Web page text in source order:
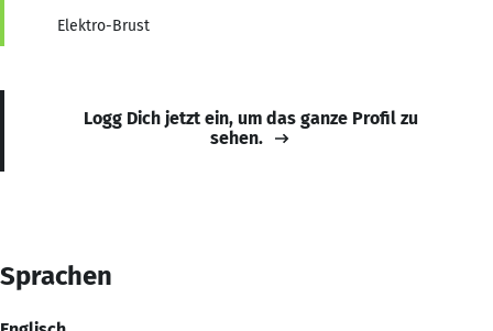
Elektro-Brust
Logg Dich jetzt ein, um das ganze Profil zu
sehen.
Sprachen